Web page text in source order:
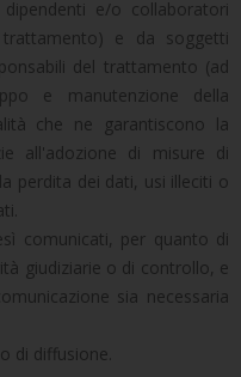
e/o collaboratori
e da soggetti
del trattamento (ad
e manutenzione della
che ne garantiscono la
all'adozione di misure di
perdita dei dati, usi illeciti o
comunicati, per quanto di
giudiziarie o di controllo, e
sia necessaria
di diffusione.